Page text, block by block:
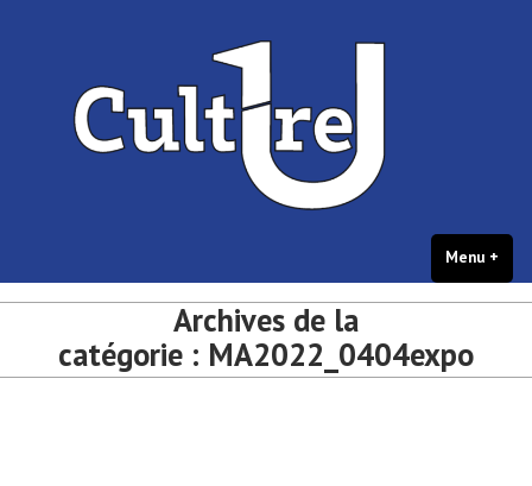
Menu +
Archives de la
catégorie : MA2022_0404expo